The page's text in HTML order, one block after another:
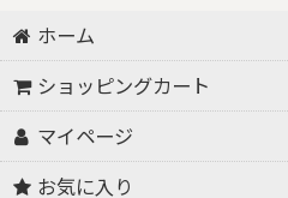
ホーム
ショッピングカート
マイページ
お気に入り